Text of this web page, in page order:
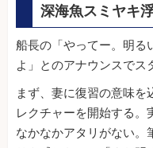
深海魚スミヤキ
船長の「やってー。明る
よ」とのアナウンスでス
まず、妻に復習の意味
レクチャーを開始する。
なかなかアタリがない。